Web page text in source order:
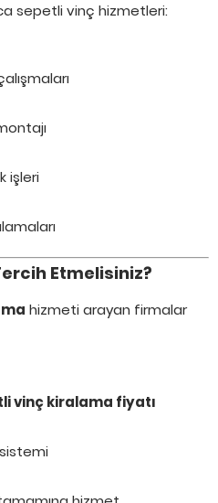
sepetli vinç hizmetleri:
işleri
Etmelisiniz?
hizmeti arayan firmalar
vinç kiralama fiyatı
sistemi